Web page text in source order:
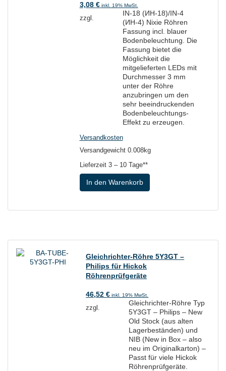
3,08 € inkl. 19% MwSt.
IN-18 (ИН-18)/IN-4
(ИН-4) Nixie Röhren
Fassung incl. blauer
Bodenbeleuchtung. Die
Fassung bietet die
Möglichkeit die
mitgelieferten LEDs mit
Durchmesser 3 mm
unter der Röhre
anzubringen um den
sehr beeindruckenden
Bodenbeleuchtungs-
Effekt zu erzeugen.
zzgl.
Versandkosten
Versandgewicht 0.008kg
Lieferzeit 3 – 10 Tage**
In den Warenkorb
Gleichrichter-Röhre 5Y3GT –
Philips für Hickok
Röhrenprüfgeräte
46,52€ inkl. 19% MwSt.
Gleichrichter-Röhre Typ
5Y3GT – Philips – New
Old Stock (aus alten
Lagerbeständen) und
NIB (New in Box – also
neu im Originalkarton) –
Passt für viele Hickok
Röhrenprüfgeräte.
zzgl.